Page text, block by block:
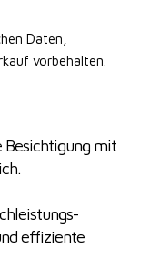
Daten,
vorbehalten.
Besichtigung mit
effiziente